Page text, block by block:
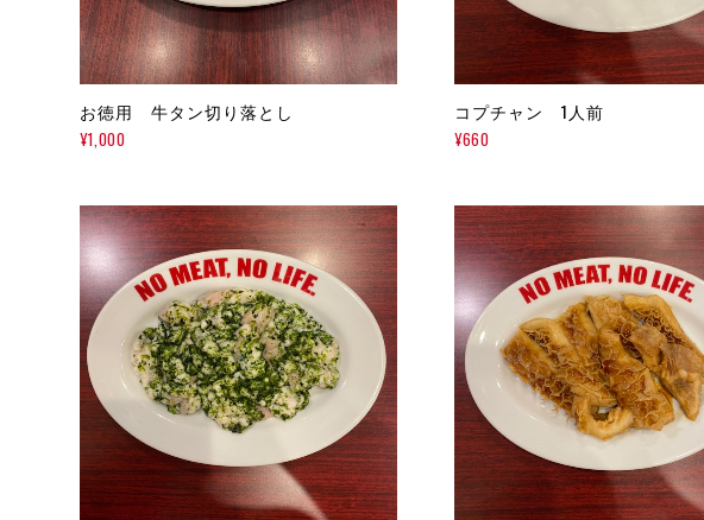
お徳用 牛タン切り落とし
¥1,000
コプチャン 1人前
¥660